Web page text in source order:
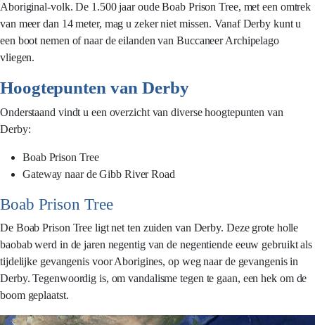
Aboriginal-volk. De 1.500 jaar oude Boab Prison Tree, met een omtrek
van meer dan 14 meter, mag u zeker niet missen. Vanaf Derby kunt u
een boot nemen of naar de eilanden van Buccaneer Archipelago
vliegen.
Hoogtepunten van Derby
Onderstaand vindt u een overzicht van diverse hoogtepunten van
Derby:
Boab Prison Tree
Gateway naar de Gibb River Road
Boab Prison Tree
De Boab Prison Tree ligt net ten zuiden van Derby. Deze grote holle
baobab werd in de jaren negentig van de negentiende eeuw gebruikt als
tijdelijke gevangenis voor Aborigines, op weg naar de gevangenis in
Derby. Tegenwoordig is, om vandalisme tegen te gaan, een hek om de
boom geplaatst.